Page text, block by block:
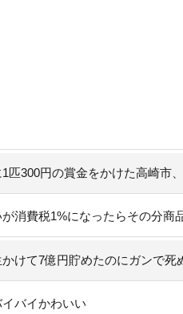
匹300円の賞金をかけた高崎市
消費税1%になったらその分商
かけて7億円貯めたのにガンで死
イバイかわいい